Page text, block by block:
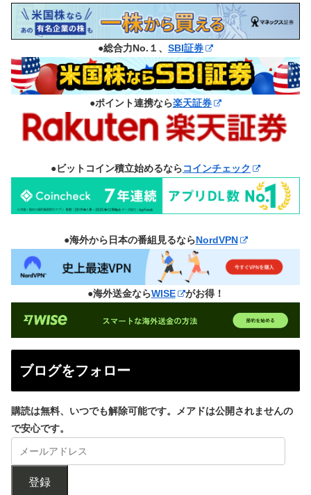
●総合力No.１、 SBI証券
●ポイント連携なら楽天証券
●ビットコイン積立始めるならコインチェック
●海外から日本の番組見るならNordVPN
●海外送金ならWISE がお得！
ブログをフォロー
購読は無料、いつでも解除可能です。メアドは公開されませんの
で安心です。
登録